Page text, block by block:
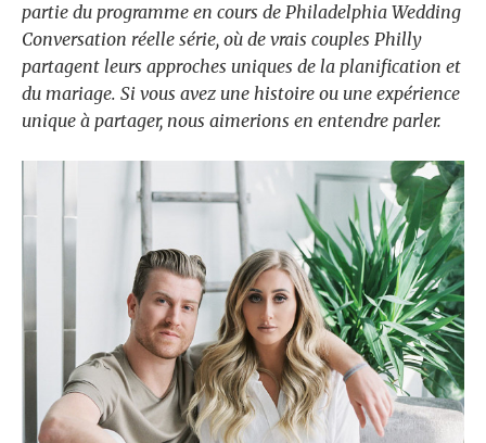
partie du programme en cours de Philadelphia Wedding
Conversation réelle série, où de vrais couples Philly
partagent leurs approches uniques de la planification et
du mariage. Si vous avez une histoire ou une expérience
unique à partager, nous aimerions en entendre parler.